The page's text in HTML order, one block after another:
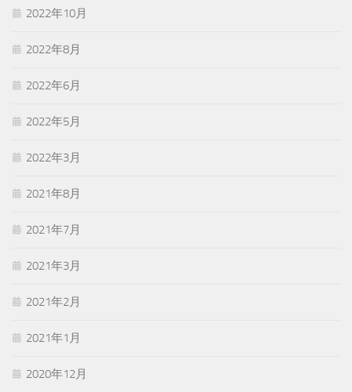
2022年10月
2022年8月
2022年6月
2022年5月
2022年3月
2021年8月
2021年7月
2021年3月
2021年2月
2021年1月
2020年12月